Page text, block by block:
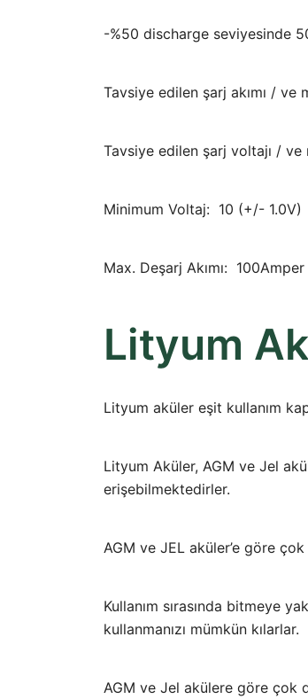
-%50 discharge seviyesinde
Tavsiye edilen şarj akımı /
Tavsiye edilen şarj voltajı /
Minimum Voltaj: 10 (+/- 1.0V)
Max. Deşarj Akımı: 100Amper
Lityum
Lityum aküler eşit kullanım
Lityum Aküler, AGM ve Jel
erişebilmektedirler.
AGM ve JEL aküler’e göre
Kullanım sırasında bitmeye
kullanmanızı mümkün kılarlar.
AGM ve Jel akülere göre çok